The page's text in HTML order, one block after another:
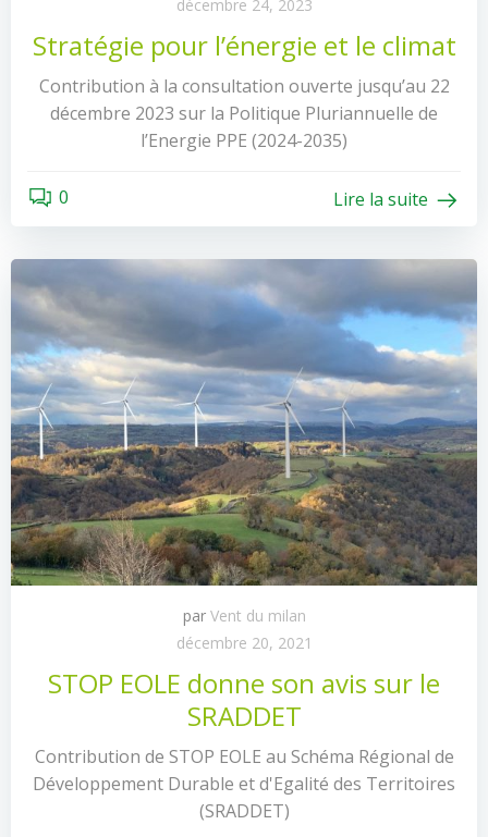
décembre 24, 2023
Stratégie pour l’énergie et le climat
Contribution à la consultation ouverte jusqu’au 22
décembre 2023 sur la Politique Pluriannuelle de
l’Energie PPE (2024-2035)
0 Lire la suite
par Vent du milan
décembre 20, 2021
STOP EOLE donne son avis sur le
SRADDET
Contribution de STOP EOLE au Schéma Régional de
Développement Durable et d'Egalité des Territoires
(SRADDET)